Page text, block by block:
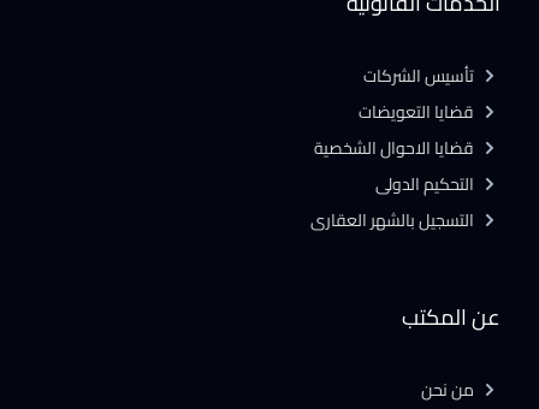
عن المكتب
من نحن
تأسيس الشركات
قضايا التعويضات
قضايا الاحوال الشخصية
التحكيم الدولى
التسجيل بالشهر العقارى